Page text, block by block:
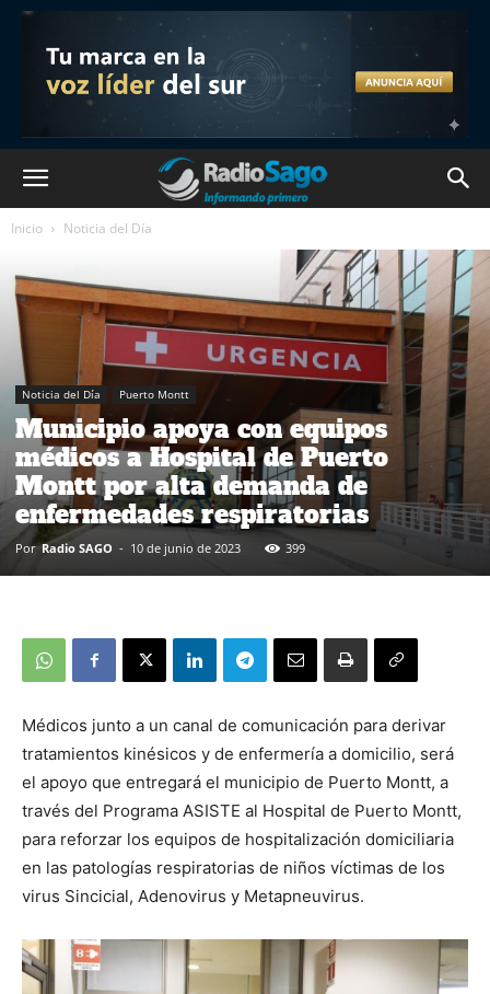
Inicio Noticia del Día
Noticia del Día Puerto Montt
Municipio apoya con equipos
médicos a Hospital de Puerto
Montt por alta demanda de
enfermedades respiratorias
Por Radio SAGO - 10 de junio de 2023 399
Médicos junto a un canal de comunicación para derivar
tratamientos kinésicos y de enfermería a domicilio, será
el apoyo que entregará el municipio de Puerto Montt, a
través del Programa ASISTE al Hospital de Puerto Montt,
para reforzar los equipos de hospitalización domiciliaria
en las patologías respiratorias de niños víctimas de los
virus Sincicial, Adenovirus y Metapneuvirus.